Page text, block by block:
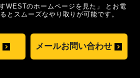
WESTのホームページを見た」
とお電
とスムーズなやり取りが可能です。
メールお問い合わせ